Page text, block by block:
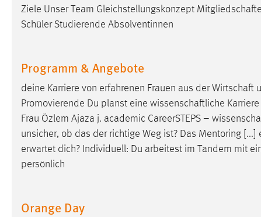
Ziele Unser Team Gleichstellungskonzept
Schüler Studierende Absolventinnen
Programm & Angebote
deine Karriere von erfahrenen Frauen aus derWirtschaft
Promovierende Du planst eine wissenschaftliche
Frau Özlem Ajaza j. academic CareerSTEPS –
unsicher, ob das der richtige Weg ist? Das Mentoring [...]
erwartet dich? Individuell: Du arbeitest im Tandem mit
persönlich
Orange Day
MARKETING
Sie tun dies, indem sie Besucher über Websites
hinweg verfolgen.
Google Ads
Name: _gcl_au
Anbieter: Google Ireland Limited